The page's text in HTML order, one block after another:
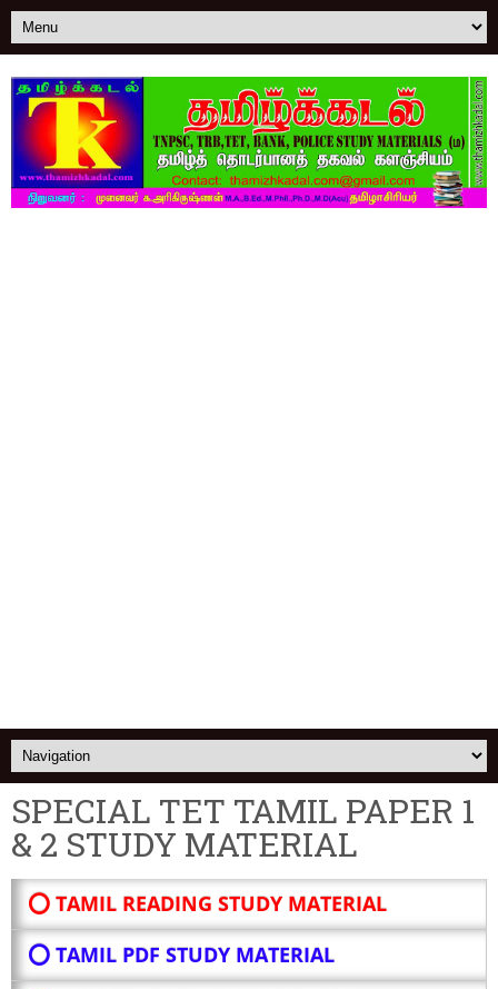
SPECIAL TET TAMIL PAPER 1
& 2 STUDY MATERIAL
⭕ TAMIL READING STUDY MATERIAL
⭕ TAMIL PDF STUDY MATERIAL